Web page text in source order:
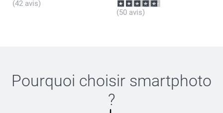
(42 avis)
(50 avis)
Pourquoi choisir smartphoto
?